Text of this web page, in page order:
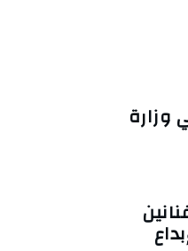
وزارة